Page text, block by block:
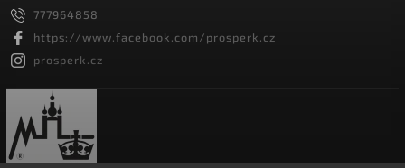
777964858
https://www.facebook.com/prosperk.cz
prosperk.cz